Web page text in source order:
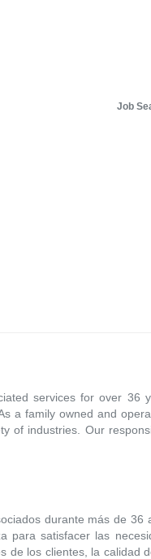
Job
services for over 36
a family owned and
of industries. Our
durante más de 36
para satisfacer las
de los clientes, la calidad